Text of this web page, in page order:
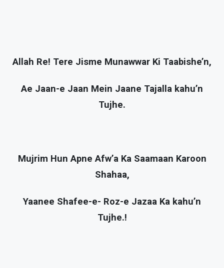
Allah Re! Tere Jisme Munawwar Ki Taabishe’n,
Ae Jaan-e Jaan Mein Jaane Tajalla kahu’n
Tujhe.
Mujrim Hun Apne Afw’a Ka Saamaan Karoon
Shahaa,
Yaanee Shafee-e- Roz-e Jazaa Ka kahu’n
Tujhe.!